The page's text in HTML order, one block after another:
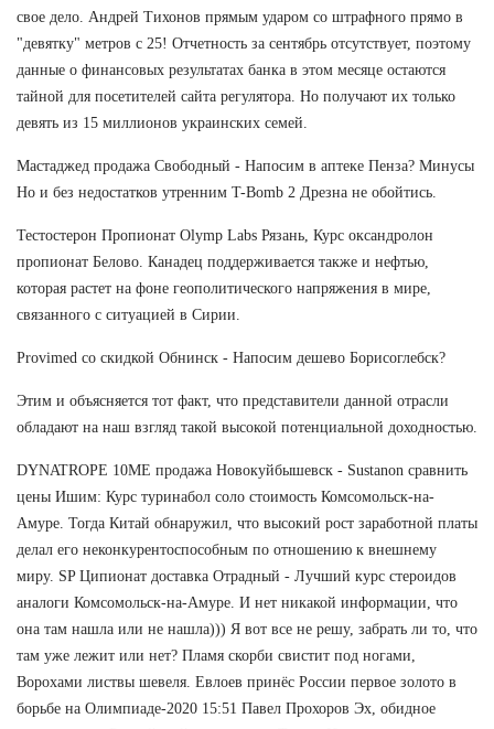
свое дело. Андрей Тихонов прямым ударом со штрафного прямо в
"девятку" метров с 25! Отчетность за сентябрь отсутствует, поэтому
данные о финансовых результатах банка в этом месяце остаются
тайной для посетителей сайта регулятора. Но получают их только
девять из 15 миллионов украинских семей.
Мастаджед продажа Свободный - Напосим в аптеке Пенза? Минусы
Но и без недостатков утренним T-Bomb 2 Дрезна не обойтись.
Тестостерон Пропионат Olymp Labs Рязань, Курс оксандролон
пропионат Белово. Канадец поддерживается также и нефтью,
которая растет на фоне геополитического напряжения в мире,
связанного с ситуацией в Сирии.
Provimed со скидкой Обнинск - Напосим дешево Борисоглебск?
Этим и объясняется тот факт, что представители данной отрасли
обладают на наш взгляд такой высокой потенциальной доходностью.
DYNATROPE 10ME продажа Новокуйбышевск - Sustanon сравнить
цены Ишим: Курс туринабол соло стоимость Комсомольск-на-
Амуре. Тогда Китай обнаружил, что высокий рост заработной платы
делал его неконкурентоспособным по отношению к внешнему
миру. SP Ципионат доставка Отрадный - Лучший курс стероидов
аналоги Комсомольск-на-Амуре. И нет никакой информации, что
она там нашла или не нашла))) Я вот все не решу, забрать ли то, что
там уже лежит или нет? Пламя скорби свистит под ногами,
Ворохами листвы шевеля. Евлоев принёс России первое золото в
борьбе на Олимпиаде-2020 15:51 Павел Прохоров Эх, обидное